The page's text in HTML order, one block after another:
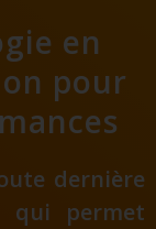
en
pour
dernière
qui permet